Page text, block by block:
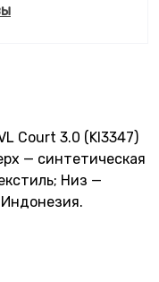
Court 3.0 (KI3347)
— синтетическая
Низ —